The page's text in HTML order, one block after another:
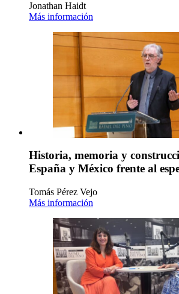
Jonathan Haidt
Más información
Historia, memoria y
España y México frente al
Tomás Pérez Vejo
Más información